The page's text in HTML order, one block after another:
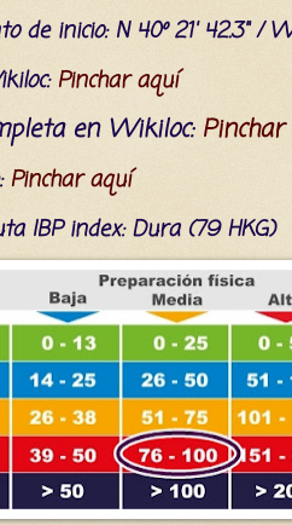
de inicio: N 40º 21' 42.3" /
Pinchar aquí
en Wikiloc:
Pinchar aquí
IBP index: Dura (79 HKG)